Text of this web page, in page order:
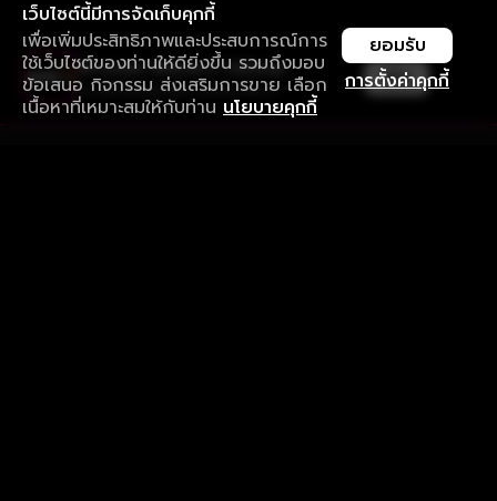
เว็บไซต์นี้มีการจัดเก็บคุกกี้
เพื่อเพิ่มประสิทธิภาพและประสบการณ์การ
ใช้เว็บไซต์ของท่านให้ดียิ่งขึ้น รวมถึงมอบ
ข้อเสนอ กิจกรรม ส่งเสริมการขาย เลือก
เนื้อหาที่เหมาะสมให้กับท่าน นโยบายคุกกี้
การตั้งค่าคุกกี้
ยอมรับ
ใช้งานแอป ลื่นไหลกว่า ไม่มีสะดุด
ดาวน์โหลดแอปเพื่อการรับชมที่ดีกว่า เปิด